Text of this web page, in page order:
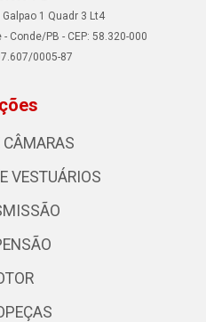
1 Quadr 3 Lt4
Conde/PB - CEP: 58.320-000
0005-87
CÂMARAS
VESTUÁRIOS